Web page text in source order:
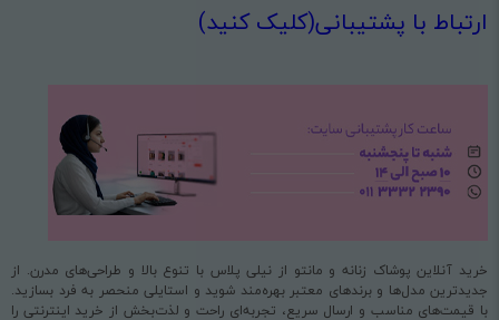
ارتباط با پشتیبانی(کلیک کنید)
خرید آنلاین پوشاک زنانه و مانتو از نیلی پلاس با تنوع بالا و طراحی‌های مدرن. از
جدیدترین مدل‌ها و برندهای معتبر بهره‌مند شوید و استایلی منحصر به فرد بسازید.
با قیمت‌های مناسب و ارسال سریع، تجربه‌ای راحت و لذت‌بخش از خرید اینترنتی را